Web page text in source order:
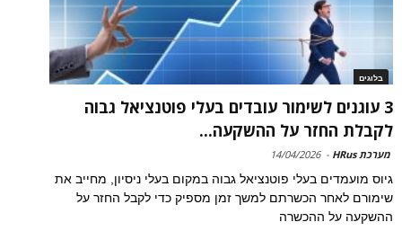
בלוגים
3 עוגנים לשימור עובדים בעלי פוטנציאל גבוה
לקבלת החזר על ההשקעה...
מערכת HRus -
14/04/2026
גיוס מועמדים בעלי פוטנציאל גבוה במקום בעלי ניסיון, מחייב את
שימורם לאחר הכשרתם למשך זמן מספיק כדי לקבל החזר על
ההשקעה על ההכשרה